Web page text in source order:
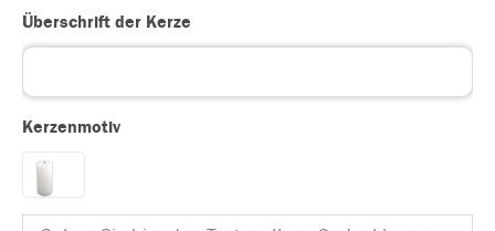
Überschrift der Kerze
Kerzenmotiv